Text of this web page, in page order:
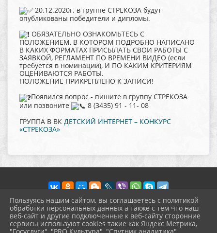
20.12.2020г. в группе СТРЕКОЗА будут
опубликованы победители и дипломы.
ОБЯЗАТЕЛЬНО ОЗНАКОМЬТЕСЬ С
ПОЛОЖЕНИЕМ, В КОТОРОМ ПОДРОБНО НАПИСАНО
В КАКИХ ФОРМАТАХ ПРИСЫЛАТЬ СВОИ РАБОТЫ С
ЗАЯВКОЙ, РЕГЛАМЕНТ ПО ВРЕМЕНИ ВИДЕО (если
требуется в номинации), И ПО КАКИМ КРИТЕРИЯМ
ОЦЕНИВАЮТСЯ РАБОТЫ.
ПОЛОЖЕНИЕ ПРИКРЕПЛЕНО К ЗАПИСИ!
Появился вопрос - пишите в группу СТРЕКОЗА
или позвоните
8 (3435) 91 - 11- 08
ГРУППА В ВК ДЕТСКИЙ ИНТЕРНЕТ – КОНКУРС
«СТРЕКОЗА»
2026 г. pokrov-ck.ru
Вход
Пользуясь нашим сайтом, вы соглашаетесь с политикой
обработки персональных данных а также с тем что наш
веб-сайт и другие подключенные к веб-сайту сторонние
сервисы используют cookies такие как Яндекс Метрика,